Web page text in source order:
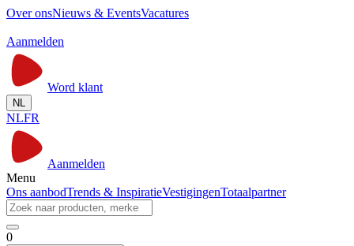
Over onsNieuws & EventsVacatures
Aanmelden
Word klant
NL
NLFR
Aanmelden
Menu
Ons aanbodTrends & InspiratieVestigingenTotaalpartner
0